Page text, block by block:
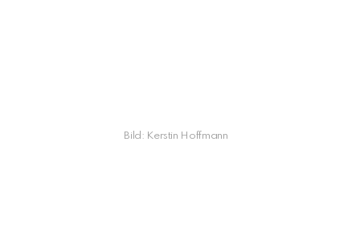
Bild: Kerstin Hoffmann